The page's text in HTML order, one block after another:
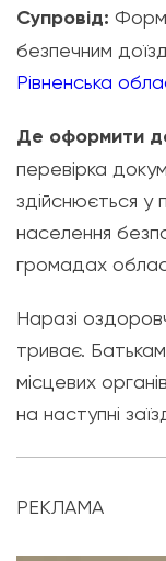
Супровід:
безпечним
Рівненська
Де оформити
перевірка
здійснюється у
населення
громадах
Наразі
триває.
місцевих
на наступні
РЕКЛАМА